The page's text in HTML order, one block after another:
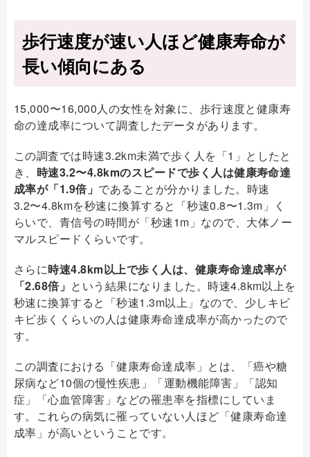
歩行速度が速い人ほど健康寿命が
長い傾向にある
15,000〜16,000人の女性を対象に、歩行速度と健康寿
命の達成率について調査したデータがあります。
この調査では時速3.2km未満で歩く人を「1」としたと
き、 時速3.2〜4.8kmのスピードで歩く人は健康寿命達
成率が「1.9倍」 であることが分かりました。時速
3.2〜4.8kmを秒速に換算すると「秒速0.8〜1.3m」く
らいで、青信号の時間が「秒速1m」なので、大体ノー
マルスピードくらいです。
さらに時速4.8km以上で歩く人は、健康寿命達成率が
「2.68倍」 という結果になりました。時速4.8km以上を
秒速に換算すると「秒速1.3m以上」なので、少しキビ
キビ歩くくらいの人は健康寿命達成率が高かったので
す。
この調査における「健康寿命達成率」とは、「癌や糖
尿病など10個の慢性疾患」「運動機能障害」「認知
症」「心血管障害」などの罹患率を指標にしていま
す。これらの病気に罹っていない人ほど「健康寿命達
成率」が高いということです。